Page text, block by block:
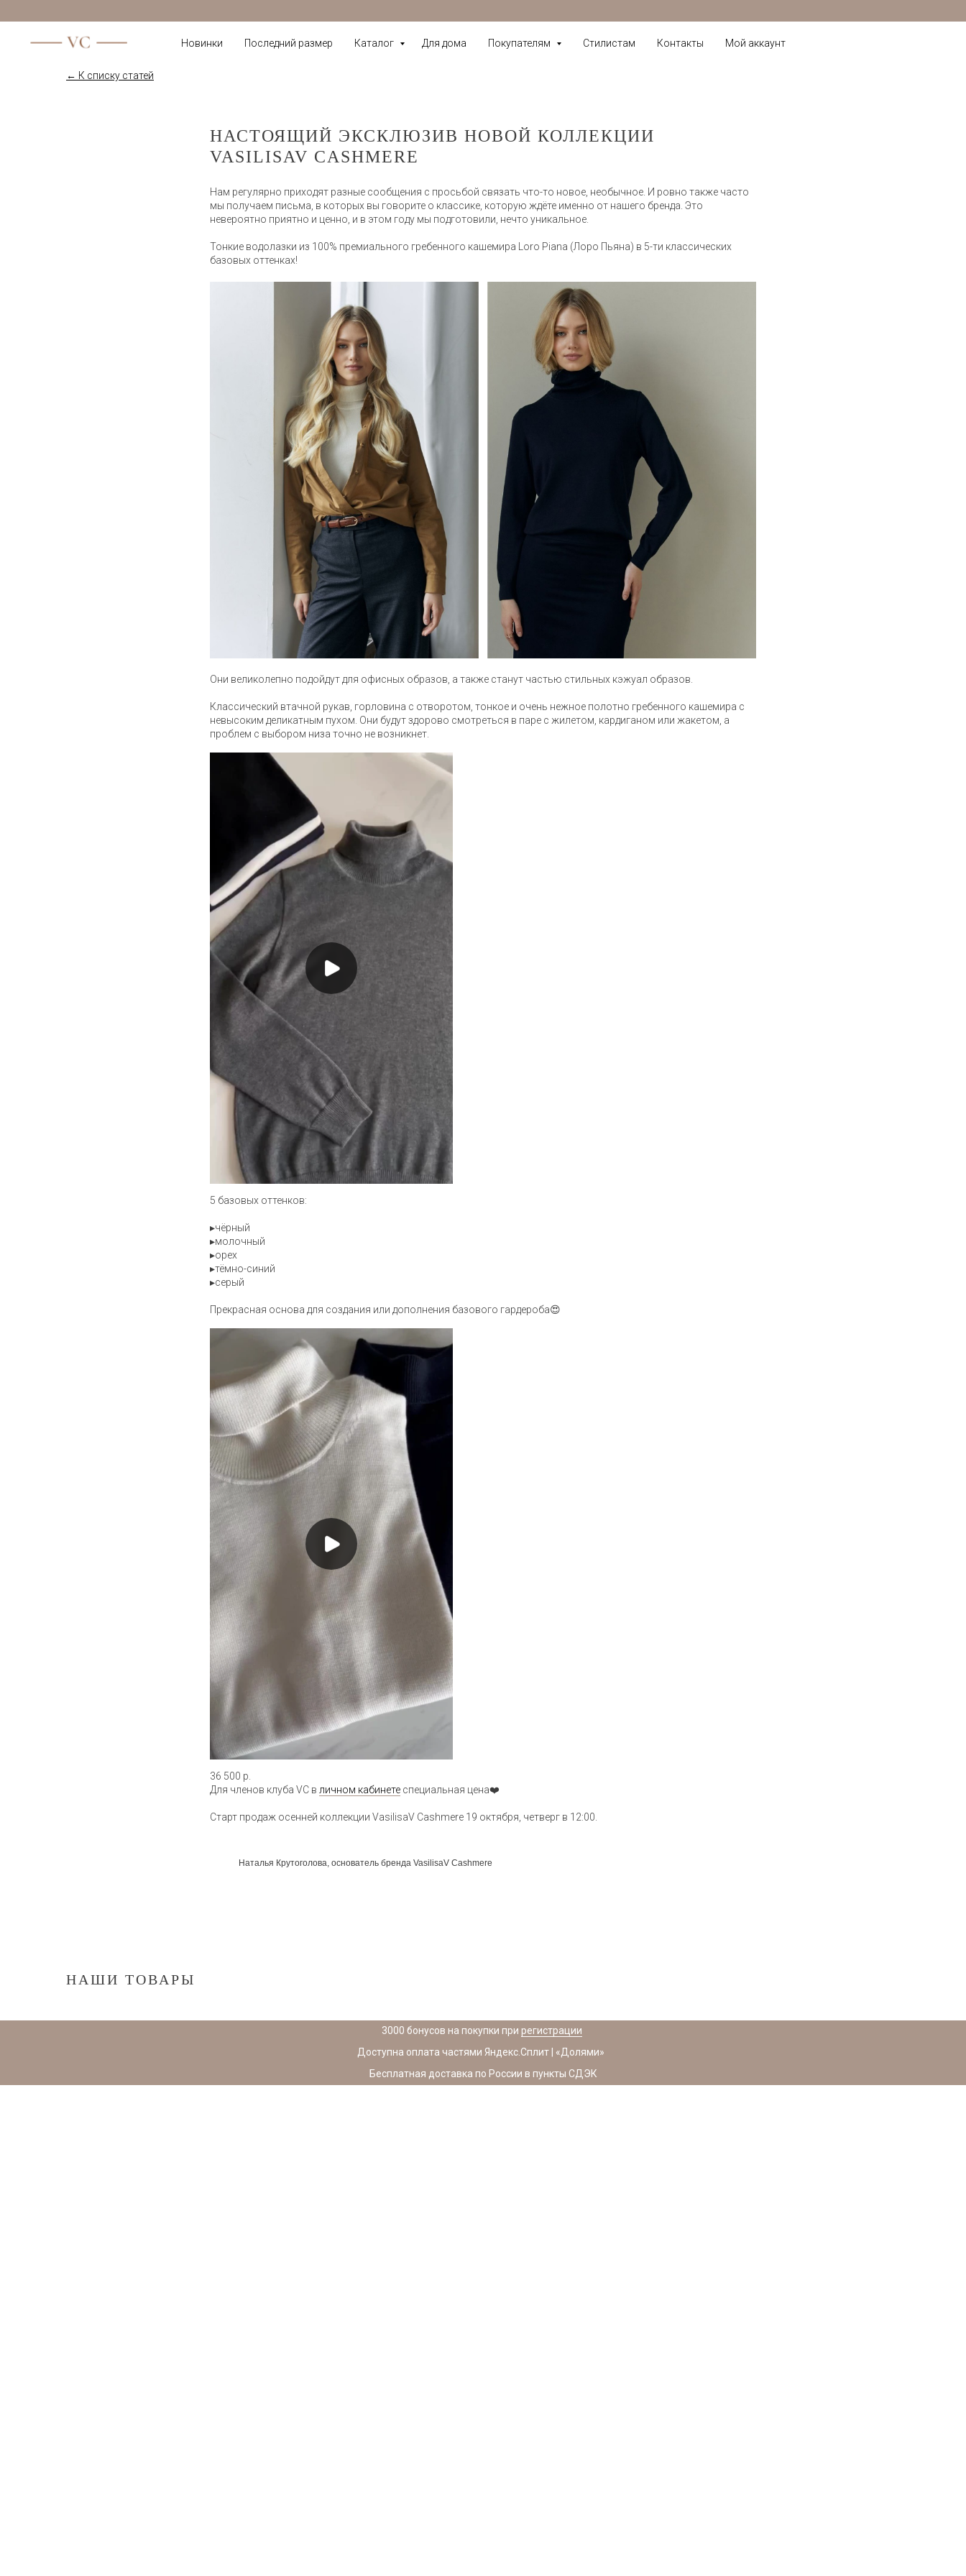
Новинки Последний размер Каталог Для дома Покупателям Стилистам Контакты Мой аккаунт
← К списку статей
НАСТОЯЩИЙ ЭКСКЛЮЗИВ НОВОЙ КОЛЛЕКЦИИ
VASILISAV CASHMERE
Нам регулярно приходят разные сообщения с просьбой связать что-то новое, необычное. И ровно также часто
мы получаем письма, в которых вы говорите о классике, которую ждёте именно от нашего бренда. Это
невероятно приятно и ценно, и в этом году мы подготовили, нечто уникальное.
Тонкие водолазки из 100% премиального гребенного кашемира Loro Piana (Лоро Пьяна) в 5-ти классических
базовых оттенках!
Они великолепно подойдут для офисных образов, а также станут частью стильных кэжуал образов.
Классический втачной рукав, горловина с отворотом, тонкое и очень нежное полотно гребенного кашемира с
невысоким деликатным пухом. Они будут здорово смотреться в паре с жилетом, кардиганом или жакетом, а
проблем с выбором низа точно не возникнет.
5 базовых оттенков:
▸чёрный
▸молочный
▸орех
▸тёмно-синий
▸серый
Прекрасная основа для создания или дополнения базового гардероба😍
36 500 р.
Для членов клуба VC в личном кабинете специальная цена❤️
Старт продаж осенней коллекции VasilisaV Cashmere 19 октября, четверг в 12:00.
Наталья Крутоголова, основатель бренда VasilisaV Cashmere
НАШИ ТОВАРЫ
3000 бонусов на покупки при регистрации
Доступна оплата частями Яндекс.Сплит | «Долями»
Бесплатная доставка по России в пункты СДЭК